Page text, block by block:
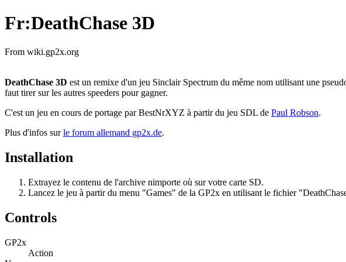
Fr:DeathChase 3D
From wiki.gp2x.org
DeathChase 3D est un remixe d'un jeu Sinclair Spectrum du même nom utilisant une
faut tirer sur les autres speeders pour gagner.
C'est un jeu en cours de portage par BestNrXYZ à partir du jeu SDL de Paul Robson.
Plus d'infos surle forum allemand gp2x.de.
Installation
Extrayez le contenu de l'archive nimporte où sur votre carte SD.
Lancez le jeu à partir du menu "Games" de la GP2x en utilisant le fichier
Controls
GP2x
Action